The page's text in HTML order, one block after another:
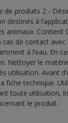
de produits 2 -
destinés à
animaux. Contient
cas de contact
à l’eau. En
Nettoyer le
utilisation. Avant
fiche technique.
toute utilisation,
le produit.